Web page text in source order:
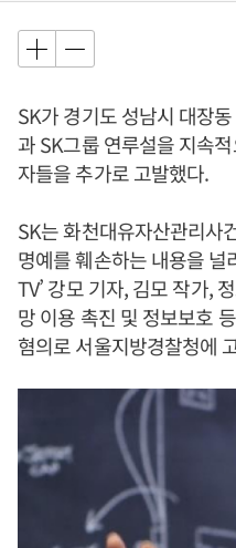
SK가 경기도 성남시 대장
과 SK그룹 연루설을 지속
자들을 추가로 고발했다.
SK는 화천대유자산관리사
명예를 훼손하는 내용을 널
TV’ 강모 기자, 김모 작가,
망 이용 촉진 및 정보보호
혐의로 서울지방경찰청에